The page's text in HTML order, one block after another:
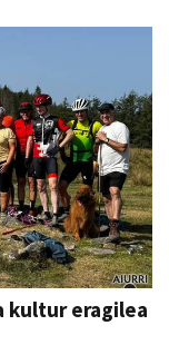
kultur eragilea